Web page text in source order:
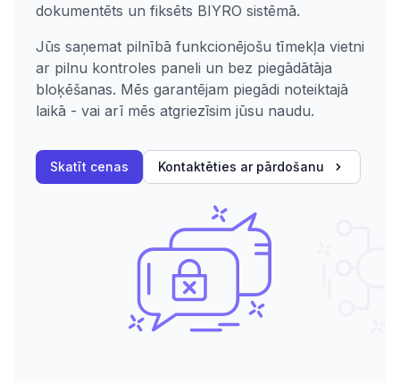
dokumentēts un fiksēts BIYRO sistēmā.
Jūs saņemat pilnībā funkcionējošu tīmekļa vietni
ar pilnu kontroles paneli un bez piegādātāja
bloķēšanas. Mēs garantējam piegādi noteiktajā
laikā - vai arī mēs atgriezīsim jūsu naudu.
Skatīt cenas Kontaktēties ar pārdošanu